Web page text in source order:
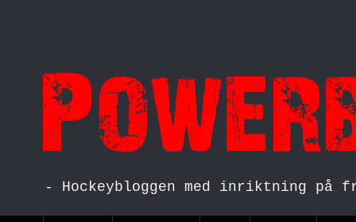
- Hockeybloggen med inriktning på